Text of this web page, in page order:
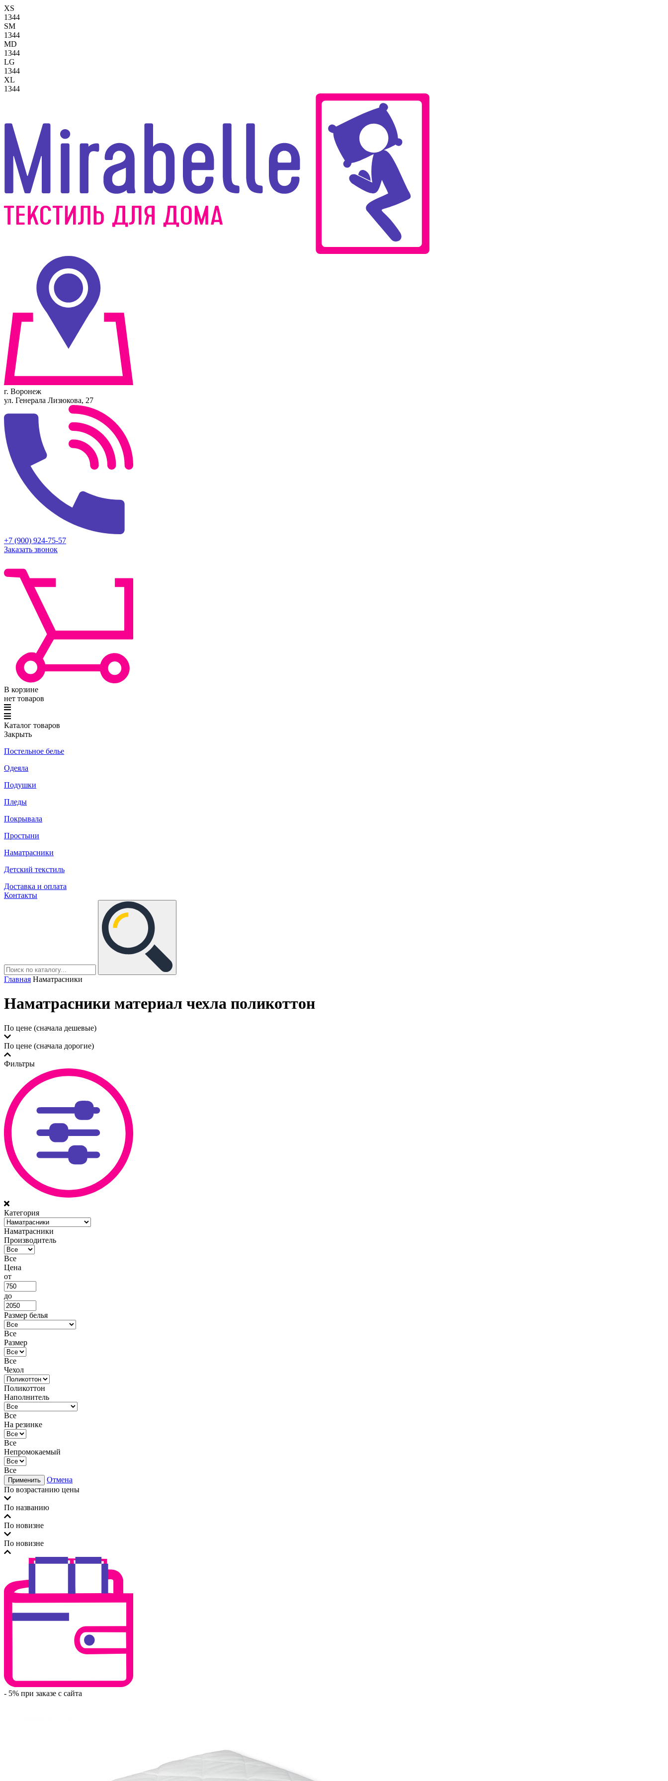
XS
1344
SM
1344
MD
1344
LG
1344
XL
1344
г. Воронеж
ул. Генерала Лизюкова, 27
+7 (900) 924-75-57
Заказать звонок
В корзине
нет товаров
Каталог товаров
Закрыть
Постельное белье
Одеяла
Подушки
Пледы
Покрывала
Простыни
Наматрасники
Детский текстиль
Доставка и оплата
Контакты
Главная Наматрасники
Наматрасники материал чехла поликоттон
По цене (сначала дешевые)
По цене (сначала дорогие)
Фильтры
Категория
Наматрасники
Производитель
Все
Цена
от
до
Размер белья
Все
Размер
Все
Чехол
Поликоттон
Наполнитель
Все
На резинке
Все
Непромокаемый
Все
Применить
Отмена
По возрастанию цены
По названию
По новизне
По новизне
- 5% при заказе с сайта